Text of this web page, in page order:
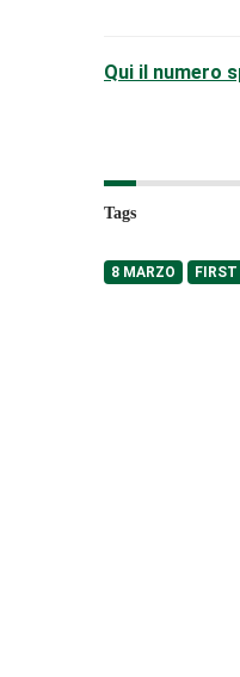
Qui il numero
Tags
8 MARZO